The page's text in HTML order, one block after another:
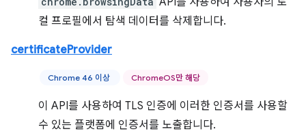
컬 프로필에서 탐색 데이터를 삭제합니다.
certificateProvider
Chrome 46 이상 ChromeOS만 해당
이 API를 사용하여 TLS 인증에 이러한 인증서를 사용할
수 있는 플랫폼에 인증서를 노출합니다.